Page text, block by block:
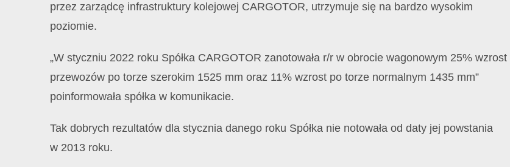
przez zarządcę infrastruktury kolejowej CARGOTOR, utrzymuje się na bardzo wysokim
poziomie.
„W styczniu 2022 roku Spółka CARGOTOR zanotowała r/r w obrocie wagonowym 25% wzrost
przewozów po torze szerokim 1525 mm oraz 11% wzrost po torze normalnym 1435 mm”
poinformowała spółka w komunikacie.
Tak dobrych rezultatów dla stycznia danego roku Spółka nie notowała od daty jej powstania
w 2013 roku.